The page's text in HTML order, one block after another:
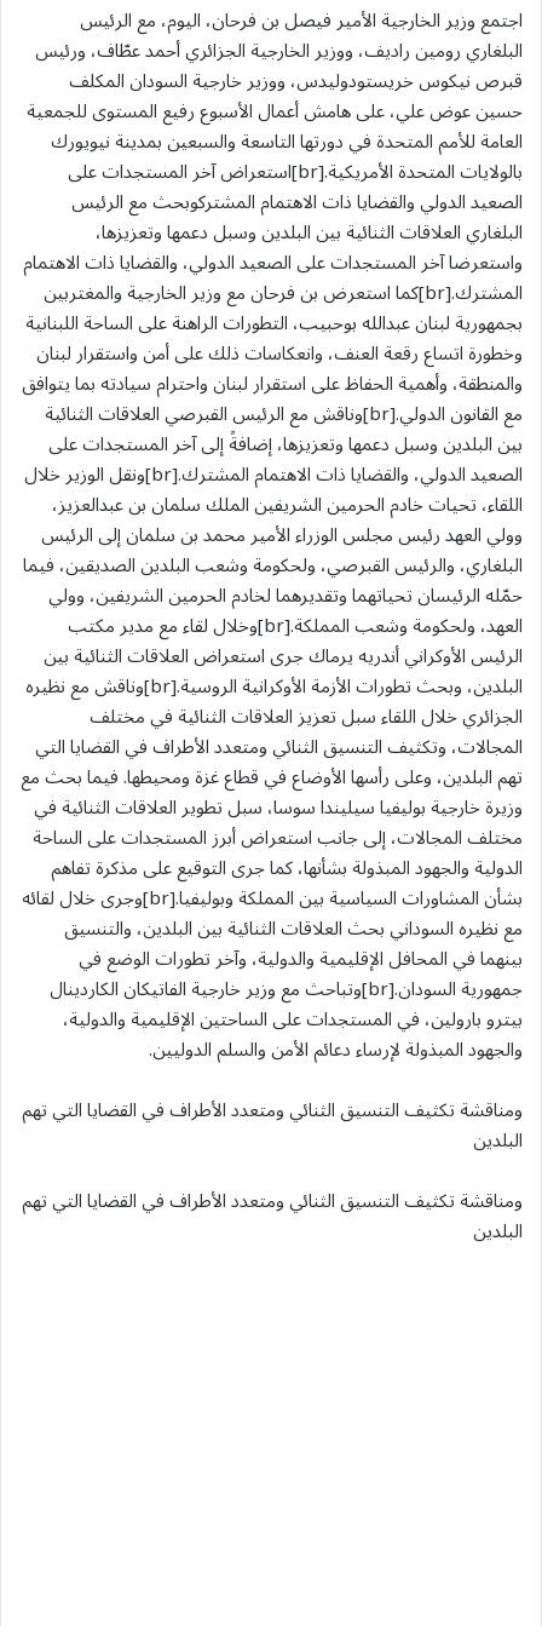
اجتمع وزير الخارجية الأمير فيصل بن فرحان، اليوم، مع الرئيس
البلغاري رومين راديف، ووزير الخارجية الجزائري أحمد عطّاف، ورئيس
قبرص نيكوس خريستودوليدس، ووزير خارجية السودان المكلف
حسين عوض علي، على هامش أعمال الأسبوع رفيع المستوى للجمعية
العامة للأمم المتحدة في دورتها التاسعة والسبعين بمدينة نيويورك
بالولايات المتحدة الأمريكية.[br]استعراض آخر المستجدات على
الصعيد الدولي والقضايا ذات الاهتمام المشتركوبحث مع الرئيس
البلغاري العلاقات الثنائية بين البلدين وسبل دعمها وتعزيزها،
واستعرضا آخر المستجدات على الصعيد الدولي، والقضايا ذات الاهتمام
المشترك.[br]كما استعرض بن فرحان مع وزير الخارجية والمغتربين
بجمهورية لبنان عبدالله بوحبيب، التطورات الراهنة على الساحة اللبنانية
وخطورة اتساع رقعة العنف، وانعكاسات ذلك على أمن واستقرار لبنان
والمنطقة، وأهمية الحفاظ على استقرار لبنان واحترام سيادته بما يتوافق
مع القانون الدولي.[br]وناقش مع الرئيس القبرصي العلاقات الثنائية
بين البلدين وسبل دعمها وتعزيزها، إضافةً إلى آخر المستجدات على
الصعيد الدولي، والقضايا ذات الاهتمام المشترك.[br]ونقل الوزير خلال
اللقاء، تحيات خادم الحرمين الشريفين الملك سلمان بن عبدالعزيز،
وولي العهد رئيس مجلس الوزراء الأمير محمد بن سلمان إلى الرئيس
البلغاري، والرئيس القبرصي، ولحكومة وشعب البلدين الصديقين، فيما
حمّله الرئيسان تحياتهما وتقديرهما لخادم الحرمين الشريفين، وولي
العهد، ولحكومة وشعب المملكة.[br]وخلال لقاء مع مدير مكتب
الرئيس الأوكراني أندريه يرماك جرى استعراض العلاقات الثنائية بين
البلدين، وبحث تطورات الأزمة الأوكرانية الروسية.[br]وناقش مع نظيره
الجزائري خلال اللقاء سبل تعزيز العلاقات الثنائية في مختلف
المجالات، وتكثيف التنسيق الثنائي ومتعدد الأطراف في القضايا التي
تهم البلدين، وعلى رأسها الأوضاع في قطاع غزة ومحيطها. فيما بحث مع
وزيرة خارجية بوليفيا سيليندا سوسا، سبل تطوير العلاقات الثنائية في
مختلف المجالات، إلى جانب استعراض أبرز المستجدات على الساحة
الدولية والجهود المبذولة بشأنها، كما جرى التوقيع على مذكرة تفاهم
بشأن المشاورات السياسية بين المملكة وبوليفيا.[br]وجرى خلال لقائه
مع نظيره السوداني بحث العلاقات الثنائية بين البلدين، والتنسيق
بينھما في المحافل الإقليمية والدولية، وآخر تطورات الوضع في
جمهورية السودان.[br]وتباحث مع وزير خارجية الفاتيكان الكاردينال
بيترو بارولين، في المستجدات على الساحتين الإقليمية والدولية،
والجهود المبذولة لإرساء دعائم الأمن والسلم الدوليين.
ومناقشة تكثيف التنسيق الثنائي ومتعدد الأطراف في القضايا التي تهم
البلدين
ومناقشة تكثيف التنسيق الثنائي ومتعدد الأطراف في القضايا التي تهم
البلدين